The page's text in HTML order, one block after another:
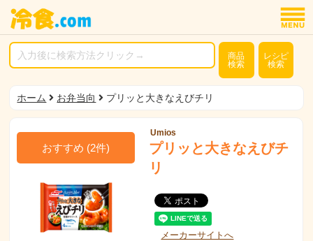
商品
検索
レシピ
検索
ホーム お弁当向 プリッと大きなえびチリ
おすすめ (2件)
Umios
プリッと大きなえびチ
リ
メーカーサイトへ